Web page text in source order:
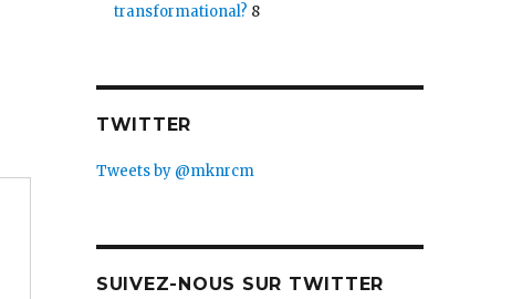
transformational? 8
TWITTER
Tweets by @mknrcm
SUIVEZ-NOUS SUR TWITTER